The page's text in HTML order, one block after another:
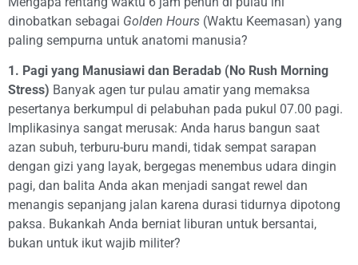
dinobatkan sebagai Golden Hours (Waktu Keemasan) yang
paling sempurna untuk anatomi manusia?
1. Pagi yang Manusiawi dan Beradab (No Rush Morning
Stress) Banyak agen tur pulau amatir yang memaksa
pesertanya berkumpul di pelabuhan pada pukul 07.00 pagi.
Implikasinya sangat merusak: Anda harus bangun saat
azan subuh, terburu-buru mandi, tidak sempat sarapan
dengan gizi yang layak, bergegas menembus udara dingin
pagi, dan balita Anda akan menjadi sangat rewel dan
menangis sepanjang jalan karena durasi tidurnya dipotong
paksa. Bukankah Anda berniat liburan untuk bersantai,
bukan untuk ikut wajib militer?